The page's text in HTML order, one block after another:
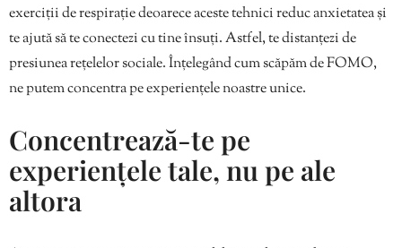
exerciții de respirație deoarece aceste tehnici reduc anxietatea și
te ajută să te conectezi cu tine însuți. Astfel, te distanțezi de
presiunea rețelelor sociale. Înțelegând cum scăpăm de FOMO,
ne putem concentra pe experiențele noastre unice.
Concentrează-te pe
experiențele tale, nu pe ale
altora